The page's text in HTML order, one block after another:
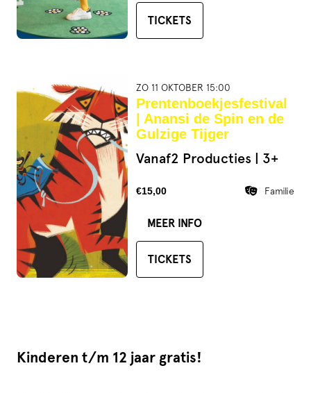
TICKETS
ZO 11 OKTOBER 15:00
Prentenboekjesfestival
| Anansi de Spin en de
Gulzige Tijger
Vanaf2 Producties | 3+
€15,00 Familie
MEER INFO
TICKETS
Kinderen t/m 12 jaar gratis!